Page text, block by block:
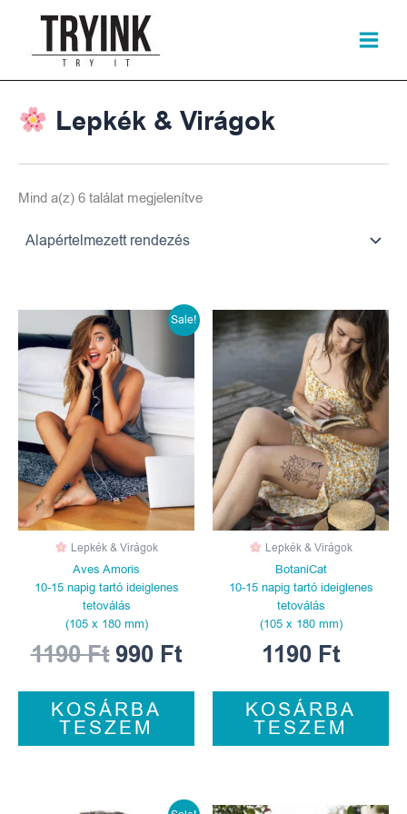
content
Lepkék & Virágok
Mind a(z) 6 találat megjelenítve
Sale!
Lepkék & Virágok
Aves Amoris
10-15 napig tartó ideiglenes
tetoválás
(105 x 180 mm)
1190Ft
Original
price
was:
1190 Ft.
990 Ft
Current
price
is:
990 Ft.
KOSÁRBA
TESZEM
Lepkék & Virágok
BotaniCat
10-15 napig tartó ideiglenes
tetoválás
(105 x 180 mm)
1190 Ft
KOSÁRBA
TESZEM